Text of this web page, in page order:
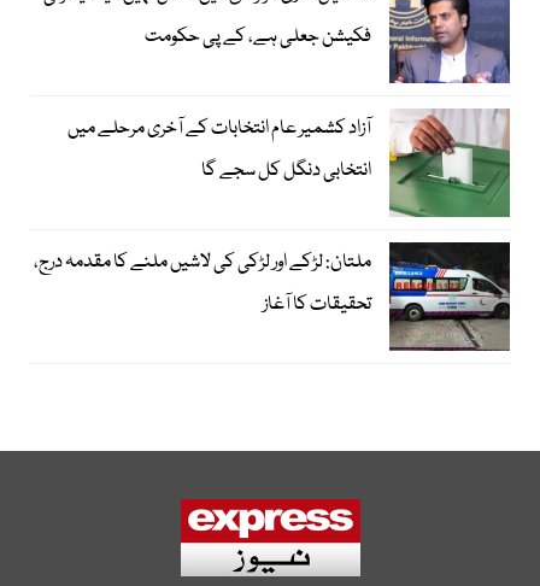
فکیشن جعلی ہے، کے پی حکومت
آزاد کشمیر عام انتخابات کے آخری مرحلے میں
انتخابی دنگل کل سجے گا
ملتان: لڑکے اور لڑکی کی لاشیں ملنے کا مقدمہ درج،
تحقیقات کا آغاز